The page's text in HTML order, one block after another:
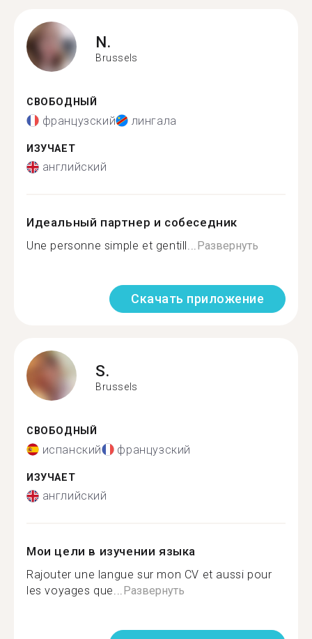
N.
Brussels
СВОБОДНЫЙ
французский лингала
ИЗУЧАЕТ
английский
Идеальный партнер и собеседник
Une personne simple et gentill...Развернуть
Скачать приложение
S.
Brussels
СВОБОДНЫЙ
испанский французский
ИЗУЧАЕТ
английский
Мои цели в изучении языка
Rajouter une langue sur mon CV et aussi pour
les voyages que...Развернуть